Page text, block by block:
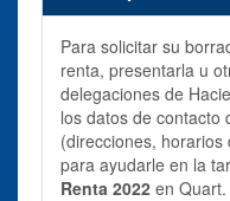
Para solicitar su
renta, presentarla u
delegaciones de
los datos de contacto
(direcciones,
para ayudarle en la
Renta 2022 en Quart.